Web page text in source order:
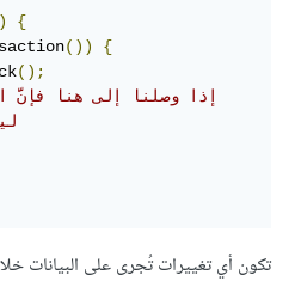
)
{
())
{
();
تكون أي تغييرات تُجرى على البيانات